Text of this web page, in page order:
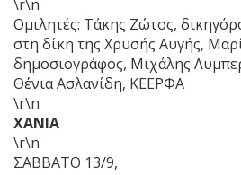
\r\n
Ομιλητές: Τάκης Ζώτος,
στη δίκη της Χρυσής Αυγής,
δημοσιογράφος, Μιχάλης
Θένια Ασλανίδη, ΚΕΕΡΦΑ
\r\n
ΧΑΝΙΑ
\r\n
ΣΑΒΒΑΤΟ 13/9,